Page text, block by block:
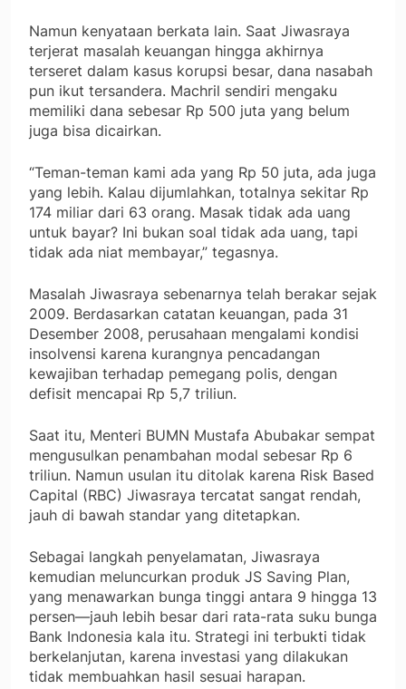
Namun kenyataan berkata lain. Saat Jiwasraya
terjerat masalah keuangan hingga akhirnya
terseret dalam kasus korupsi besar, dana nasabah
pun ikut tersandera. Machril sendiri mengaku
memiliki dana sebesar Rp 500 juta yang belum
juga bisa dicairkan.
“Teman-teman kami ada yang Rp 50 juta, ada juga
yang lebih. Kalau dijumlahkan, totalnya sekitar Rp
174 miliar dari 63 orang. Masak tidak ada uang
untuk bayar? Ini bukan soal tidak ada uang, tapi
tidak ada niat membayar,” tegasnya.
Masalah Jiwasraya sebenarnya telah berakar sejak
2009. Berdasarkan catatan keuangan, pada 31
Desember 2008, perusahaan mengalami kondisi
insolvensi karena kurangnya pencadangan
kewajiban terhadap pemegang polis, dengan
defisit mencapai Rp 5,7 triliun.
Saat itu, Menteri BUMN Mustafa Abubakar sempat
mengusulkan penambahan modal sebesar Rp 6
triliun. Namun usulan itu ditolak karena Risk Based
Capital (RBC) Jiwasraya tercatat sangat rendah,
jauh di bawah standar yang ditetapkan.
Sebagai langkah penyelamatan, Jiwasraya
kemudian meluncurkan produk JS Saving Plan,
yang menawarkan bunga tinggi antara 9 hingga 13
persen—jauh lebih besar dari rata-rata suku bunga
Bank Indonesia kala itu. Strategi ini terbukti tidak
berkelanjutan, karena investasi yang dilakukan
tidak membuahkan hasil sesuai harapan.